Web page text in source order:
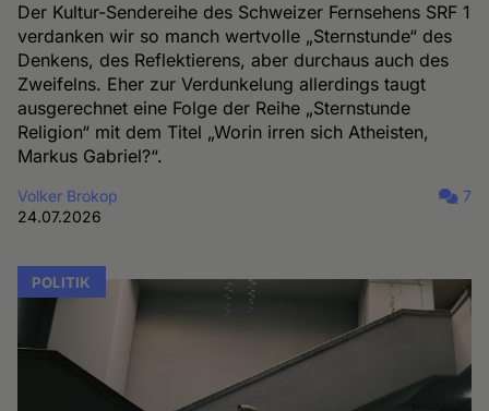
Der Kultur-Sendereihe des Schweizer Fernsehens SRF 1
verdanken wir so manch wertvolle „Sternstunde“ des
Denkens, des Reflektierens, aber durchaus auch des
Zweifelns. Eher zur Verdunkelung allerdings taugt
ausgerechnet eine Folge der Reihe „Sternstunde
Religion“ mit dem Titel „Worin irren sich Atheisten,
Markus Gabriel?“.
Volker Brokop
24.07.2026
7
POLITIK